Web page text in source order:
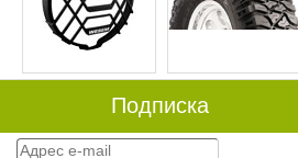
Подписка